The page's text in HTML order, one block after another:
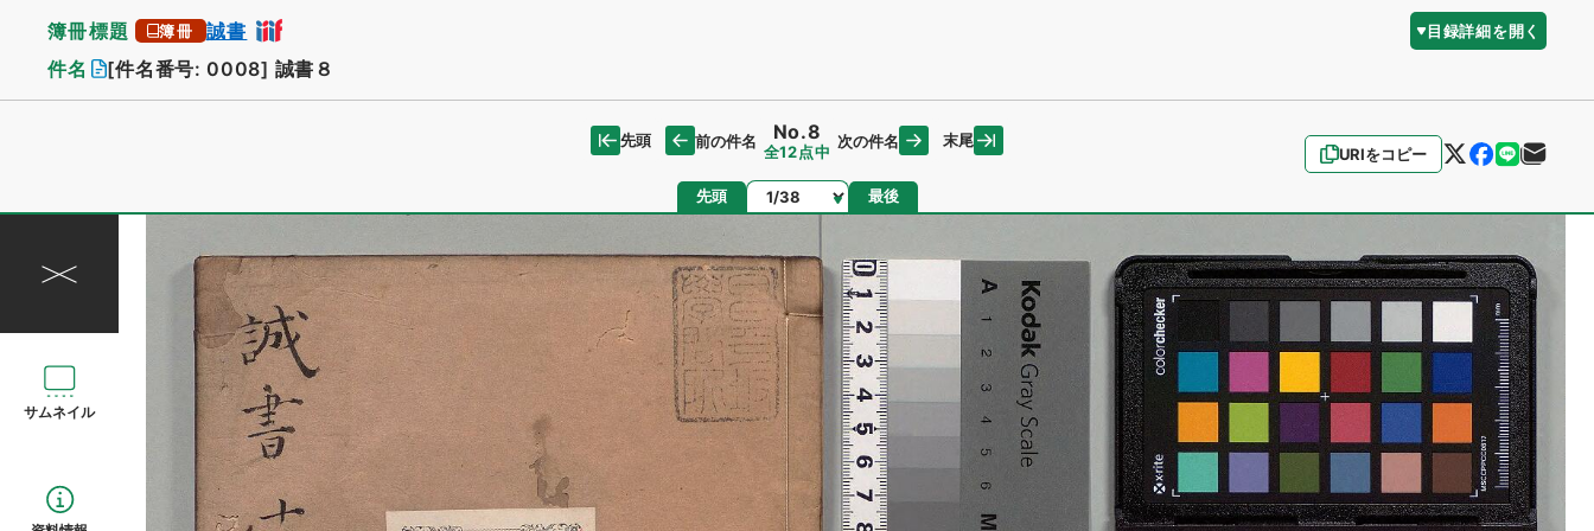
簿冊標題 簿冊 誠書 目録詳細を開く
件名 [件名番号: 0008] 誠書８
URIをコピー
先頭 前の件名 No.8
全12点中
次の件名 末尾
先頭 ページ 最後
サムネイル